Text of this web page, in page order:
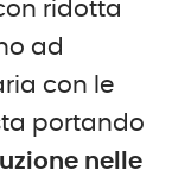
ridotta
ad
con le
portando
nelle